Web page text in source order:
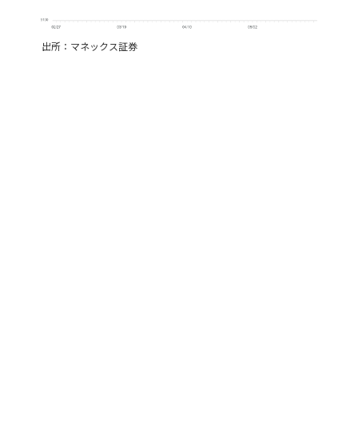
出所：マネックス証券